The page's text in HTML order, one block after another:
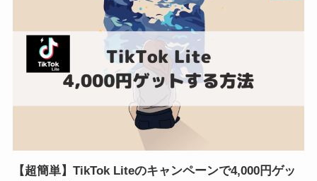
【超簡単】TikTok Liteのキャンペーンで4,000円ゲッ